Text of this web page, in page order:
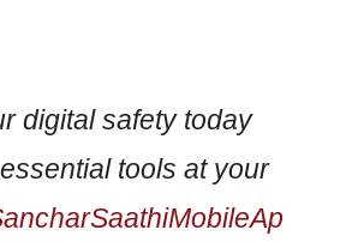
digital safety today
tools at your